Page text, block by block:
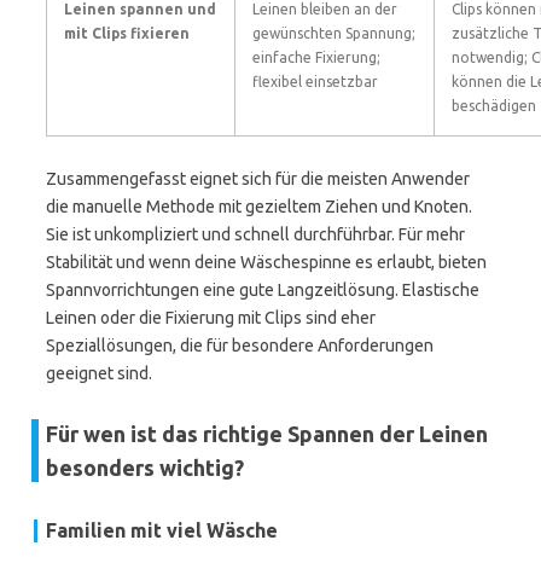
Leinen spannen und
mit Clips fixieren
Leinen bleiben an der
gewünschten Spannung;
einfache Fixierung;
flexibel einsetzbar
Clips
zusätzliche
notwendig;
können die
beschädigen
Zusammengefasst eignet sich für die meisten Anwender
die manuelle Methode mit gezieltem Ziehen und Knoten.
Sie ist unkompliziert und schnell durchführbar. Für mehr
Stabilität und wenn deine Wäschespinne es erlaubt, bieten
Spannvorrichtungen eine gute Langzeitlösung. Elastische
Leinen oder die Fixierung mit Clips sind eher
Speziallösungen, die für besondere Anforderungen
geeignet sind.
Für wen ist das richtige Spannen der Leinen
besonders wichtig?
Familien mit viel Wäsche